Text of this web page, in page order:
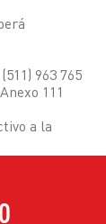
963 765
111
a la